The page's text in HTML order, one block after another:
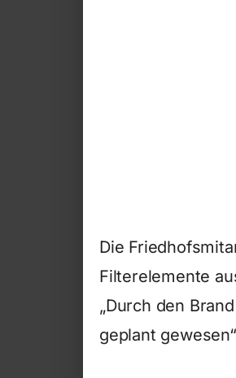
Die
Filterelemente
„Durch den
geplant